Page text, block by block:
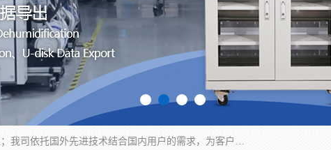
苏州纳冠电子设备有限公司位于苏州市相城区；我司依托国外先进技术结合国内用户的需求，为客户提供具有WMS功能的超低湿快速除湿电子防潮，压缩空气连续干燥柜、智能物料管理氮气储物柜、自制氮氮气柜、防潮氮气组合柜、不锈钢洁净氮气柜、洁净储物柜、石墨舟柜、亮灯导引丝网板存储柜、PCB柔性板气密干燥柜等